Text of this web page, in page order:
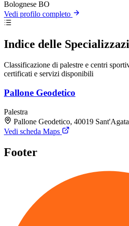
Bolognese BO
Vedi profilo completo
Indice delle
Classificazione di palestre e centri
certificati e servizi disponibili
Pallone Geodetico
Palestra
Pallone Geodetico, 40019
Vedi scheda Maps
Footer